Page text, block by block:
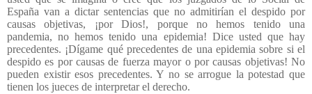
España van a dictar sentencias que no admitirían el despido por
causas objetivas, ¡por Dios!, porque no hemos tenido una
pandemia, no hemos tenido una epidemia! Dice usted que hay
precedentes. ¡Dígame qué precedentes de una epidemia sobre si el
despido es por causas de fuerza mayor o por causas objetivas! No
pueden existir esos precedentes. Y no se arrogue la potestad que
tienen los jueces de interpretar el derecho.